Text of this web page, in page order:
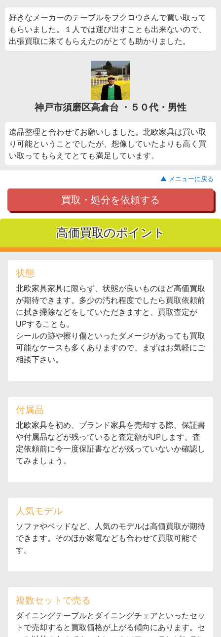
好きなメーカーのテーブルをフクロウさんで買い取って
もらいました。１人では運び出すことも出来ないので、
出張買取に来てもらえたのがとても助かりました。
神戸市須磨区高倉台 ・５０代・男性
遺品整理と合わせてお願いしました。北欧家具は買い取
り可能ということでしたが、想像していたよりも高く買
い取ってもらえてとても満足しています。
▲ メニューに戻る
買取・処分を依頼する
高価買取のポイント
状態
北欧家具家具に限らず、状態が良いものほど高価買取
が期待できます。多少の汚れ程度でしたら買取依頼前
に拭き掃除などをしていただきますと、買取査定が
UPすることも。
シールの跡や擦り傷といったダメージがあっても買取
可能なケースも多くありますので、まずはお気軽にご
相談下さい。
付属品
北欧家具を初め、ブランド家具を売却する際、保証書
や付属品などが残っていると査定額がUPします。査
定依頼前に今一度保証書などが残っていないか確認し
てみましょう。
人気モデル
ソファやベッドなど、人気のモデルは高価買取が期待
できます。そのほか家電なども合わせて買取可能で
す。
複数セットで売る
ダイニングテーブルとダイニングチェアといったセッ
トで売却すると買取価格が上がる傾向にあります。セ